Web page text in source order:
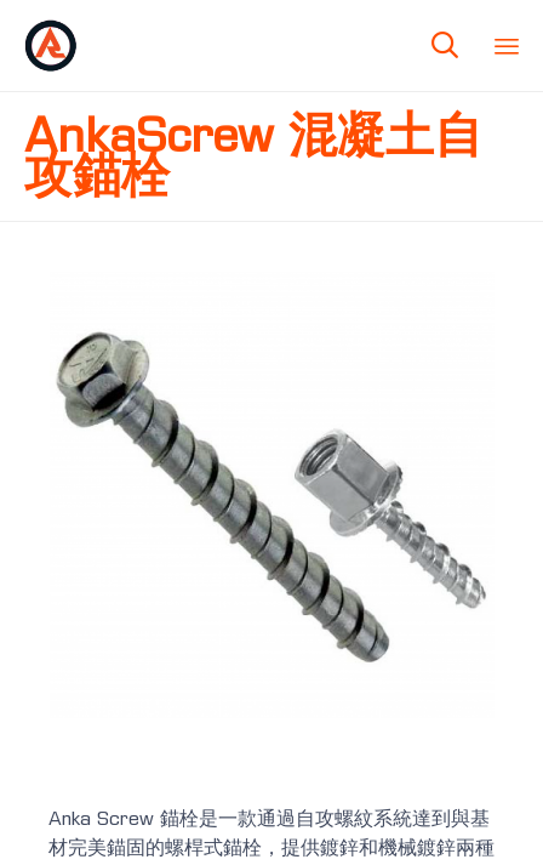

AnkaScrew 混凝土自
攻錨栓
Anka Screw 錨栓是一款通過自攻螺紋系統達到與基
材完美錨固的螺桿式錨栓，提供鍍鋅和機械鍍鋅兩種